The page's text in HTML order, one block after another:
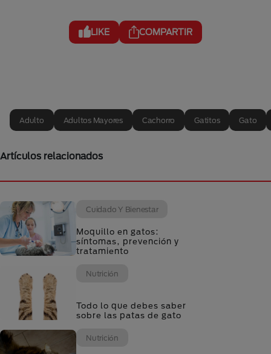
LIKE COMPARTIR
Adulto Adultos Mayores Cachorro Gatitos Gato
Artículos relacionados
Cuidado Y Bienestar
Moquillo en gatos:
síntomas, prevención y
tratamiento
Nutrición
Todo lo que debes saber
sobre las patas de gato
Nutrición